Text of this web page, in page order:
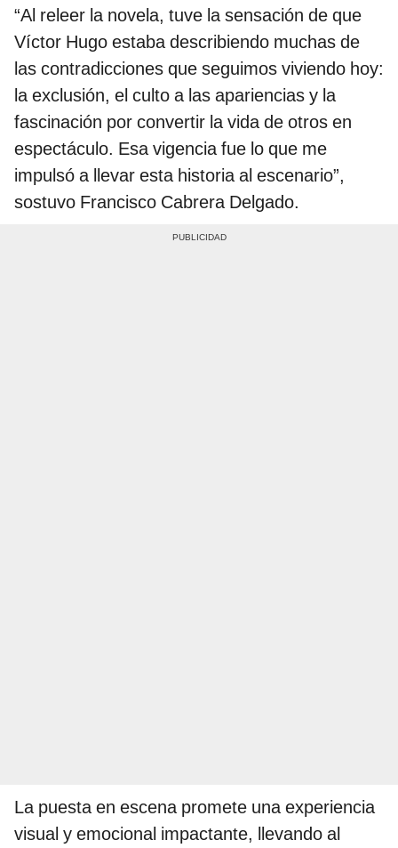
“Al releer la novela, tuve la sensación de que
Víctor Hugo estaba describiendo muchas de
las contradicciones que seguimos viviendo hoy:
la exclusión, el culto a las apariencias y la
fascinación por convertir la vida de otros en
espectáculo. Esa vigencia fue lo que me
impulsó a llevar esta historia al escenario”,
sostuvo Francisco Cabrera Delgado.
La puesta en escena promete una experiencia
visual y emocional impactante, llevando al